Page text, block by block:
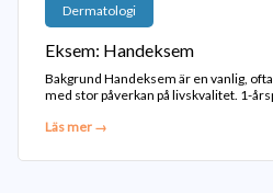
Dermatologi
Eksem: Handeksem
Bakgrund Handeksem är en vanlig,
med stor påverkan på livskvalitet. 1-
Läs mer →